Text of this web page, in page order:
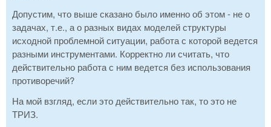
Допустим, что выше сказано было именно об этом - не о
задачах, т.е., а о разных видах моделей структуры
исходной проблемной ситуации, работа с которой ведется
разными инструментами. Корректно ли считать, что
действительно работа с ним ведется без использования
противоречий?
На мой взгляд, если это действительно так, то это не
ТРИЗ.